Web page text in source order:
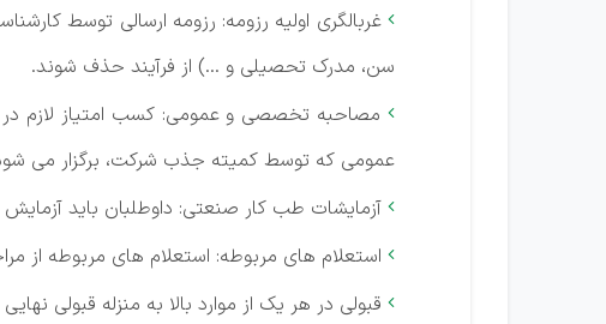
 غربالگری اولیه‌ رزومه‌: رزومه‌ ارسالی‌ توسط‌
سن‌، مدرک تحصیلی‌ و ...) از فرآیند حذف شوند.
 مصاحبه‌ تخصصی‌ و عمومی‌: کسب‌ امتیاز لازم
عمومی‌ که‌ توسط‌ کمیته‌ جذب شرکت‌، برگزار می‌
 آزمایشات طب‌ کار صنعتی‌: داوطلبان باید
 استعلام های مربوطه‌: استعلام های مربوطه‌ از
 قبولی‌ در هر یک‌ از موارد بالا به‌ منزله‌ قبولی‌